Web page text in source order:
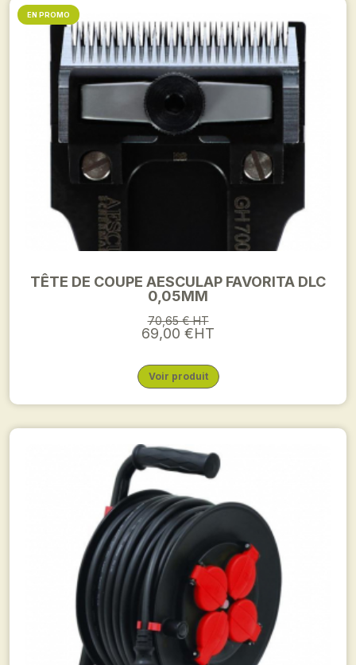
TÊTE DE COUPE AESCULAP FAVORITA DLC
0,05MM
70,65 € HT
69,00 €HT
Voir produit
EN PROMO